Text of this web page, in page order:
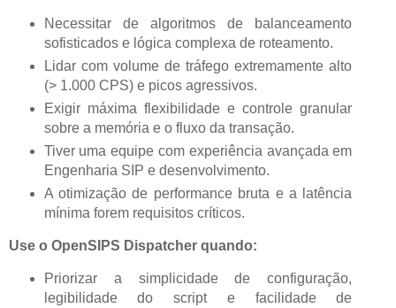
Necessitar de algoritmos de balanceamento
sofisticados e lógica complexa de roteamento.
Lidar com volume de tráfego extremamente alto
(> 1.000 CPS) e picos agressivos.
Exigir máxima flexibilidade e controle granular
sobre a memória e o fluxo da transação.
Tiver uma equipe com experiência avançada em
Engenharia SIP e desenvolvimento.
A otimização de performance bruta e a latência
mínima forem requisitos críticos.
Use o OpenSIPS Dispatcher quando:
Priorizar a simplicidade de configuração,
legibilidade do script e facilidade de